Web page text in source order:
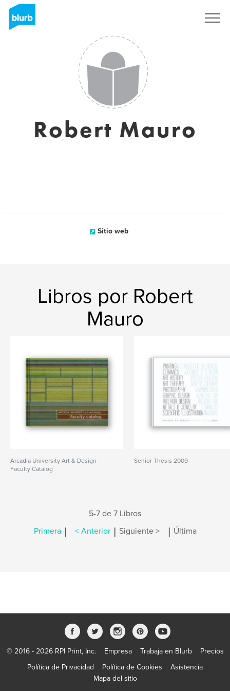
Robert Mauro
Sitio web
Libros por Robert
Mauro
Arcadia University Art & Design
Faculty Catalog
Senior Thesis 2009
5-7 de 7 Libros
Primera | < Anterior | Siguiente > | Última
© 2016 - 2026 RPI Print, Inc. Empresa Trabaja en Blurb
Precios
Política de Privacidad
Política de Cookies
Asistencia
Mapa del sitio